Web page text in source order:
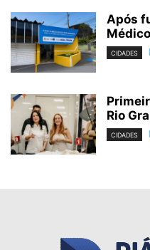
Após
CIDADES
Rio
CIDADES